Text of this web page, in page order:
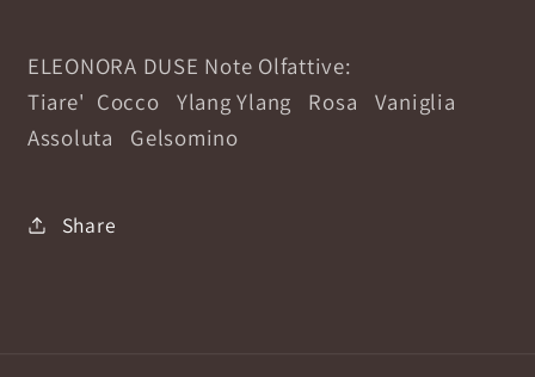
ELEONORA DUSE Note Olfattive:
Tiare' Cocco Ylang Ylang Rosa Vaniglia
Assoluta Gelsomino
Share